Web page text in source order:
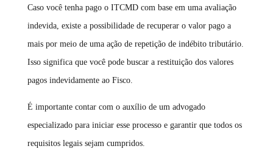
Caso você tenha pago o ITCMD com base em uma avaliação
indevida, existe a possibilidade de recuperar o valor pago a
mais por meio de uma ação de repetição de indébito tributário.
Isso significa que você pode buscar a restituição dos valores
pagos indevidamente ao Fisco.
É importante contar com o auxílio de um advogado
especializado para iniciar esse processo e garantir que todos os
requisitos legais sejam cumpridos.